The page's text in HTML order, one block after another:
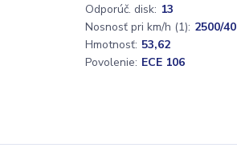
Odporúč. disk: 13
Nosnosť pri km/h (1): 2500/40
Hmotnosť: 53,62
Povolenie: ECE 106